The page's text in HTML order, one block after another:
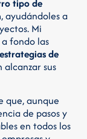
, ayudándoles a
Mi
fondo las
de
sus
que, aunque
de pasos y
en todos los